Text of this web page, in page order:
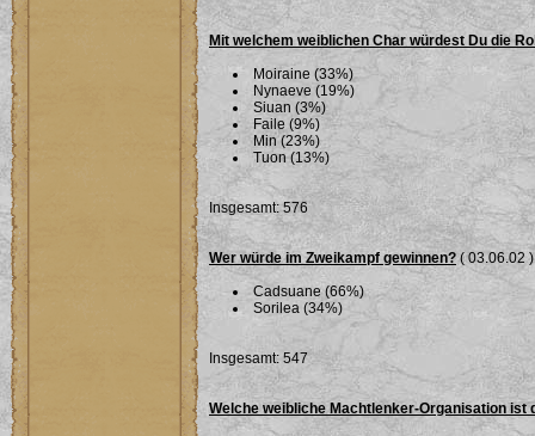
Mit welchem weiblichen Char würdest Du die
Moiraine (33%)
Nynaeve (19%)
Siuan (3%)
Faile (9%)
Min (23%)
Tuon (13%)
Insgesamt: 576
Wer würde im Zweikampf gewinnen?( 03.06.02 )
Cadsuane (66%)
Sorilea (34%)
Insgesamt: 547
Welche weibliche Machtlenker-Organisation ist